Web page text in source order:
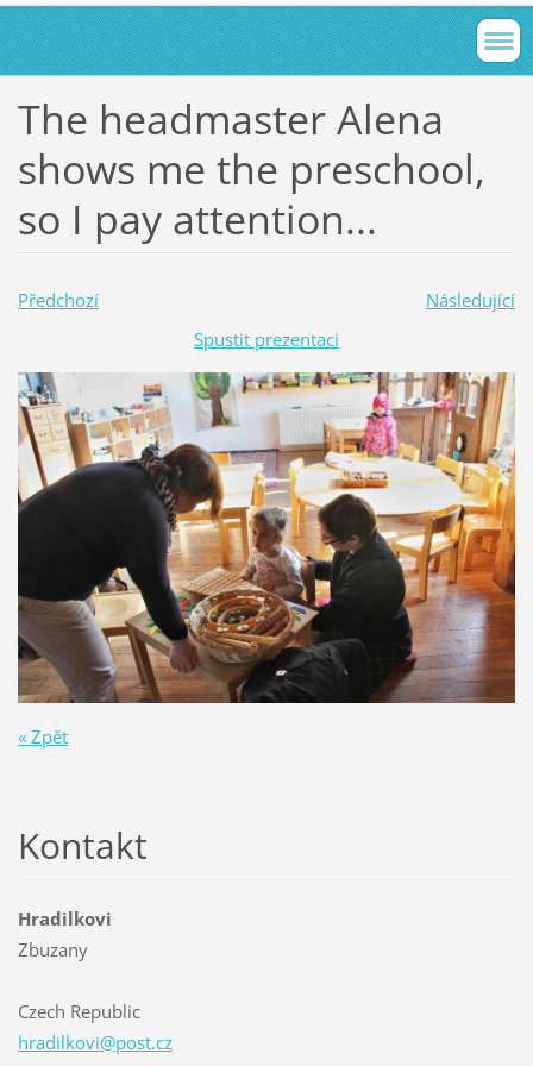
The headmaster Alena
shows me the preschool,
so I pay attention...
Předchozí
Následující
Spustit prezentaci
« Zpět
Kontakt
Hradilkovi
Zbuzany
Czech Republic
hradilkovi@post.cz